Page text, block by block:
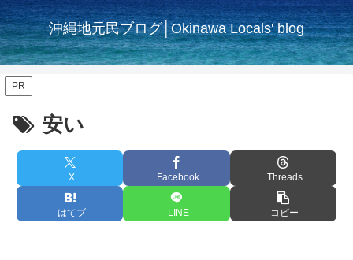
沖縄地元民ブログ│Okinawa Locals' blog
PR
安い
X Facebook Threads
はてブ LINE コピー